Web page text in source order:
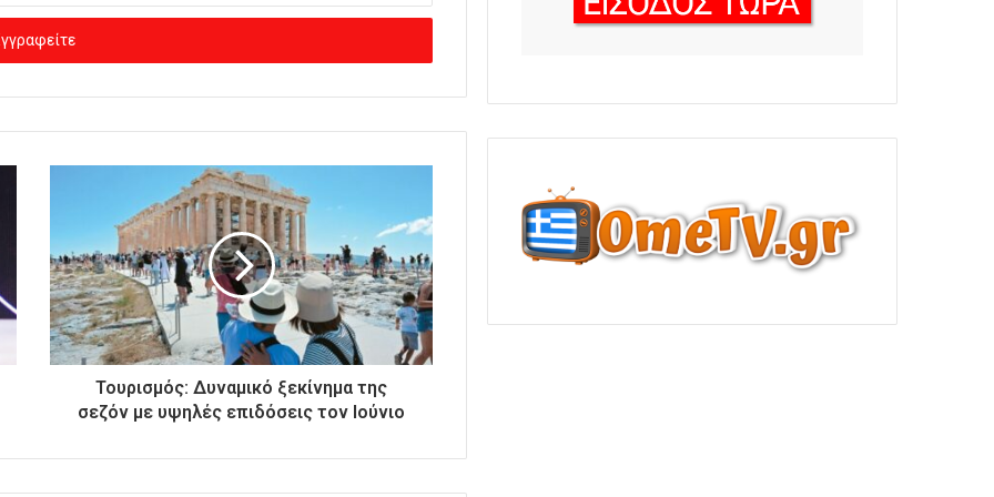
Τουρισμός: Δυναμικό ξεκίνημα της
σεζόν με υψηλές επιδόσεις τον Ιούνιο